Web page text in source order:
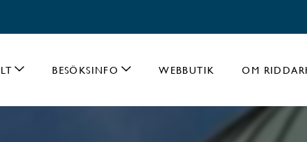
BESÖKSINFO WEBBUTIK OM